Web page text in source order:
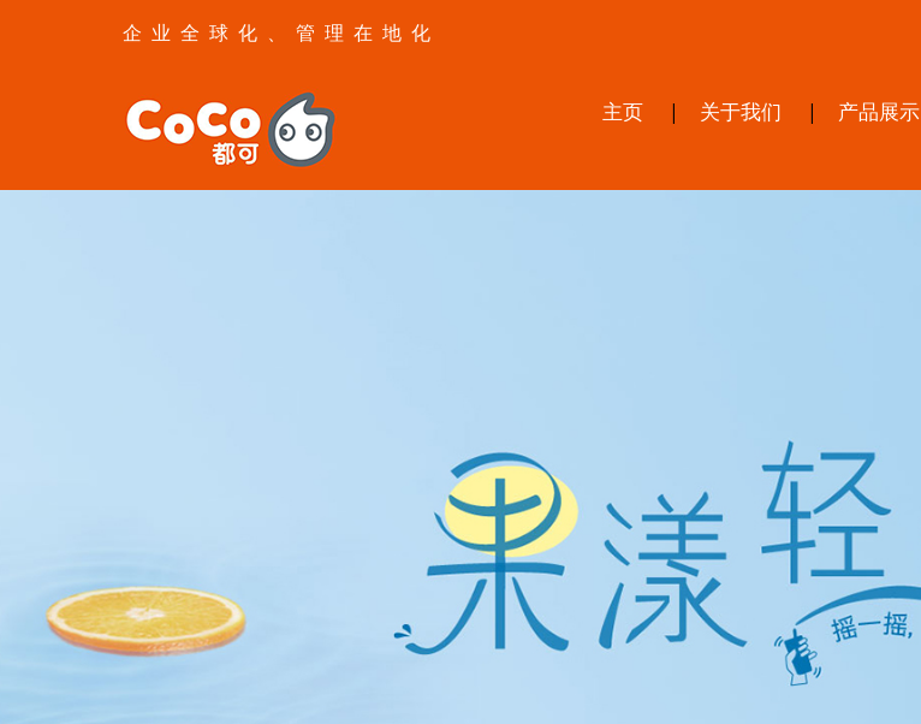
企业全球化、管理在地化
主页 | 关于我们 | 产品展示